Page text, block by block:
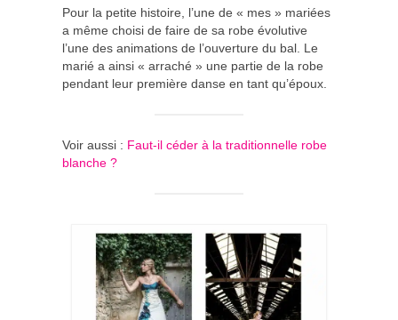
Pour la petite histoire, l’une de « mes » mariées
a même choisi de faire de sa robe évolutive
l’une des animations de l’ouverture du bal. Le
marié a ainsi « arraché » une partie de la robe
pendant leur première danse en tant qu’époux.
Voir aussi : Faut-il céder à la traditionnelle robe
blanche ?